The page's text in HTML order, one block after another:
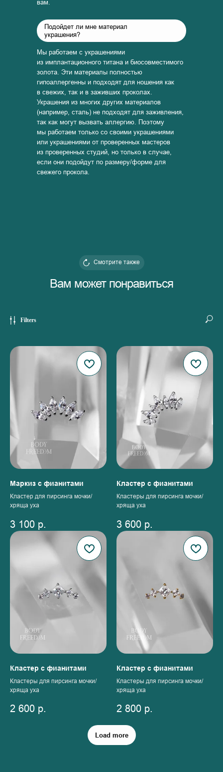
вам.
Подойдет ли мне материал
украшения?
Мы работаем с украшениями
из имплантационного титана и биосовместимого
золота. Эти материалы полностью
гипоаллергенны и подходят для ношения как
в свежих, так и в заживших проколах.
Украшения из многих других материалов
(например, сталь) не подходят для заживления,
так как могут вызвать аллергию. Поэтому
мы работаем только со своими украшениями
или украшениями от проверенных мастеров
из проверенных студий, но только в случае,
если они подойдут по размеру/форме для
свежего прокола.
Вам может понравиться
Смотрите также
Filters
Маркиз с фианитами
Кластер для пирсинга мочки/
хряща уха
3 100 р.
Кластер с фианитами
Кластеры для пирсинга мочки/
хряща уха
3 600 р.
Кластер с фианитами
Кластеры для пирсинга мочки/
хряща уха
2 600 р.
Кластер с фианитами
Кластеры для пирсинга мочки/
хряща уха
2 800 р.
Load more